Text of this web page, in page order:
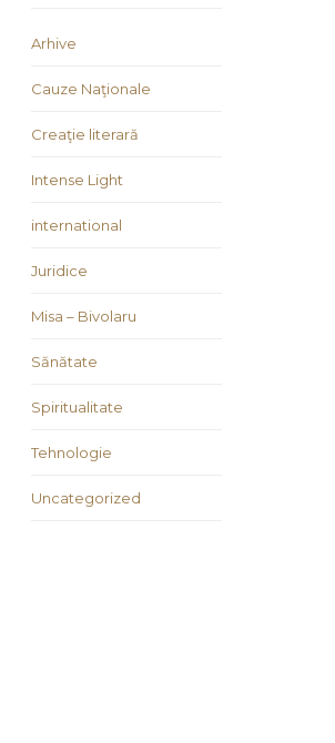
Arhive
Cauze Naţionale
Creaţie literară
Intense Light
international
Juridice
Misa – Bivolaru
Sănătate
Spiritualitate
Tehnologie
Uncategorized